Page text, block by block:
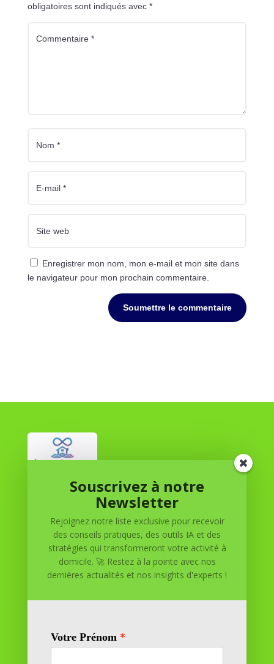
obligatoires sont indiqués avec *
Enregistrer mon nom, mon e-mail et mon site dans
le navigateur pour mon prochain commentaire.
Soumettre le commentaire
Réussite à Domicile
Réussite à Domicile est votre partenaire de confiance
pour atteindre vos objectifs depuis le confort de votre
maison. Nous offrons des solutions personnalisées pour
vous aider à réussir.
Souscrivez à notre
Newsletter
Rejoignez notre liste exclusive pour recevoir
des conseils pratiques, des outils IA et des
stratégies qui transformeront votre activité à
domicile. 🚀 Restez à la pointe avec nos
dernières actualités et nos insights d'experts !